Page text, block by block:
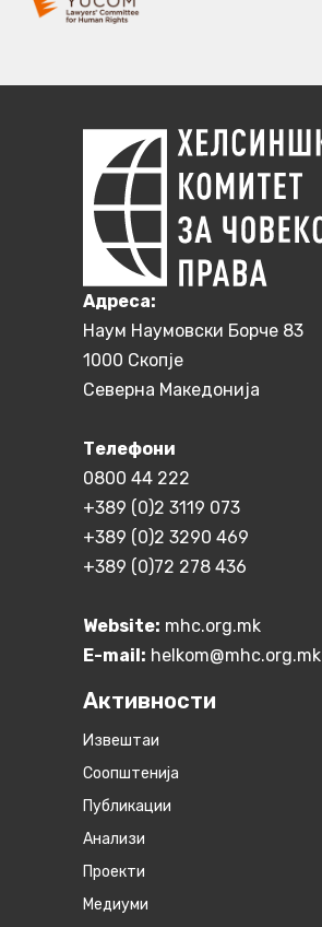
Aдреса:
Наум Наумовски Борче 83
1000 Скопје
Северна Македонија
Телефони
0800 44 222
+389 (0)2 3119 073
+389 (0)2 3290 469
+389 (0)72 278 436
Website: mhc.org.mk
E-mail: helkom@mhc.org.mk
Активности
Извештаи
Соопштенија
Публикации
Анализи
Проекти
Медиуми